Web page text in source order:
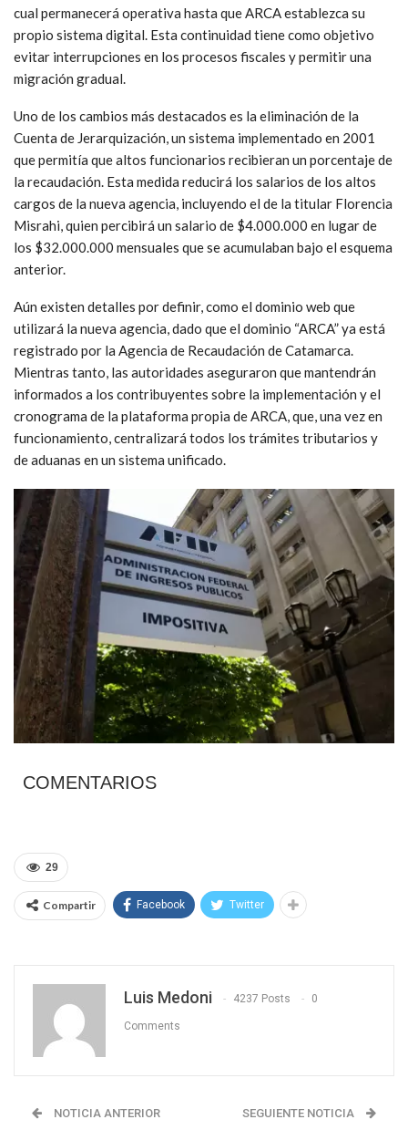
cual permanecerá operativa hasta que ARCA establezca su
propio sistema digital. Esta continuidad tiene como objetivo
evitar interrupciones en los procesos fiscales y permitir una
migración gradual.
Uno de los cambios más destacados es la eliminación de la
Cuenta de Jerarquización, un sistema implementado en 2001
que permitía que altos funcionarios recibieran un porcentaje de
la recaudación. Esta medida reducirá los salarios de los altos
cargos de la nueva agencia, incluyendo el de la titular Florencia
Misrahi, quien percibirá un salario de $4.000.000 en lugar de
los $32.000.000 mensuales que se acumulaban bajo el esquema
anterior.
Aún existen detalles por definir, como el dominio web que
utilizará la nueva agencia, dado que el dominio “ARCA” ya está
registrado por la Agencia de Recaudación de Catamarca.
Mientras tanto, las autoridades aseguraron que mantendrán
informados a los contribuyentes sobre la implementación y el
cronograma de la plataforma propia de ARCA, que, una vez en
funcionamiento, centralizará todos los trámites tributarios y
de aduanas en un sistema unificado.
COMENTARIOS
29
Compartir Facebook Twitter
Luis Medoni 4237 Posts 0
Comments
NOTICIA ANTERIOR SEGUIENTE NOTICIA